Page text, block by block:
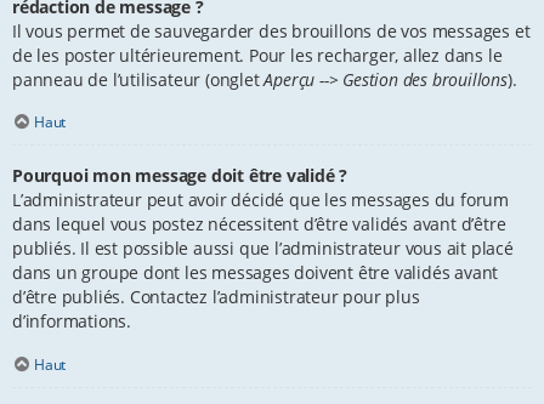
rédaction de message ?
Il vous permet de sauvegarder des brouillons de vos messages et
de les poster ultérieurement. Pour les recharger, allez dans le
panneau de l’utilisateur (ongletAperçu --> Gestion des brouillons).
Haut
Pourquoi mon message doit être validé ?
L’administrateur peut avoir décidé que les messages du forum
dans lequel vous postez nécessitent d’être validés avant d’être
publiés. Il est possible aussi que l’administrateur vous ait placé
dans un groupe dont les messages doivent être validés avant
d’être publiés. Contactez l’administrateur pour plus
d’informations.
Haut